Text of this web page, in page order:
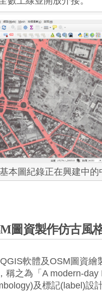
本圖紀錄正在興建中
圖資製作仿古風
軟體及OSM圖資繪
稱之為「A modern-
及標記(label)設